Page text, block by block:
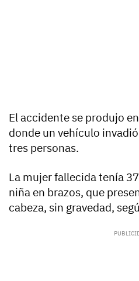
El accidente se produjo
donde un vehículo
tres personas.
La mujer fallecida tenía
niña en brazos, que
cabeza, sin gravedad,